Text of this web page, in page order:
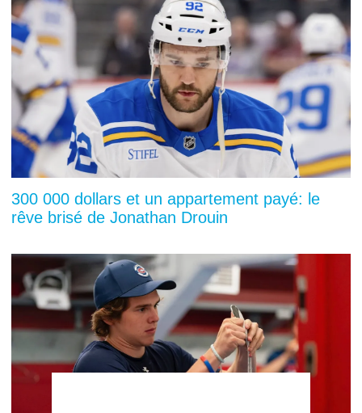
300 000 dollars et un appartement payé: le
rêve brisé de Jonathan Drouin